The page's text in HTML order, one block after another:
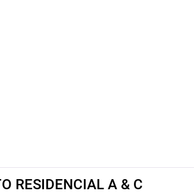
RESIDENCIAL A & C